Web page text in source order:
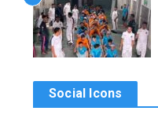
Social Icons